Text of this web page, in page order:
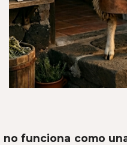
no funciona como